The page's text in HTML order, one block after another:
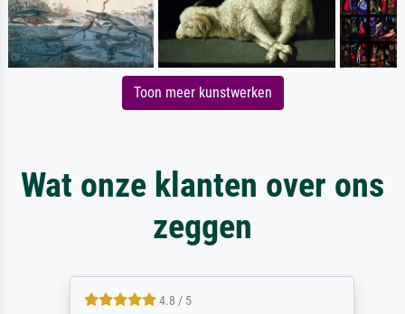
Toon meer kunstwerken
Wat onze klanten over ons
zeggen
4.8 / 5